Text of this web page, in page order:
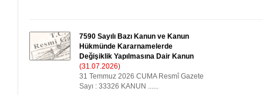
7590 Sayılı Bazı Kanun ve Kanun
Hükmünde Kararnamelerde
Değişiklik Yapılmasına Dair Kanun
(31.07.2026)
31 Temmuz 2026 CUMA Resmî Gazete
Sayı : 33326 KANUN ......